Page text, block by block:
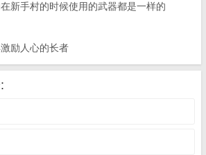
新手村的时候使用的武器都是一样的
励人心的长者